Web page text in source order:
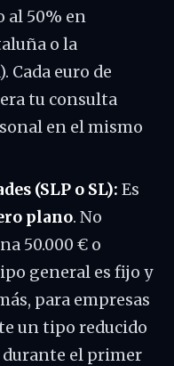
al 50% en
o la
Cada euro de
tu consulta
en el mismo
(SLP o SL): Es
plano. No
50.000 € o
general es fijo y
para empresas
un tipo reducido
durante el primer